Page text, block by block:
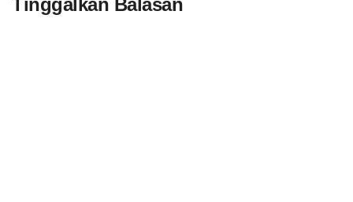
Tinggalkan Balasan